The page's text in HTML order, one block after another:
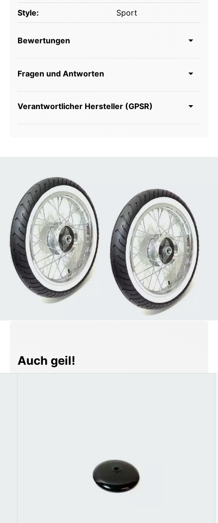
Style: Sport
Bewertungen
Fragen und Antworten
Verantwortlicher Hersteller (GPSR)
Produktgalerie überspringen
Auch geil!